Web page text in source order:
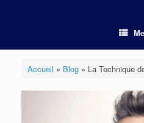
Accueil » Blog» La Technique